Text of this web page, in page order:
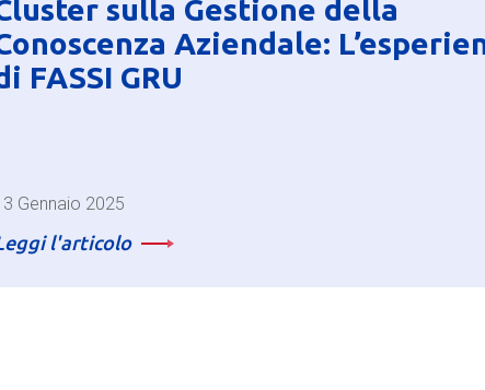
sulla Gestione della
Aziendale:
FASSI GRU
Gennaio 2025
l'articolo